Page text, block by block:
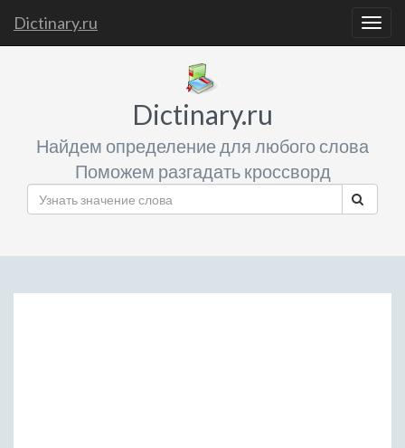
Dictinary.ru
Dictinary.ru
Найдем определение для любого слова
Поможем разгадать кроссворд